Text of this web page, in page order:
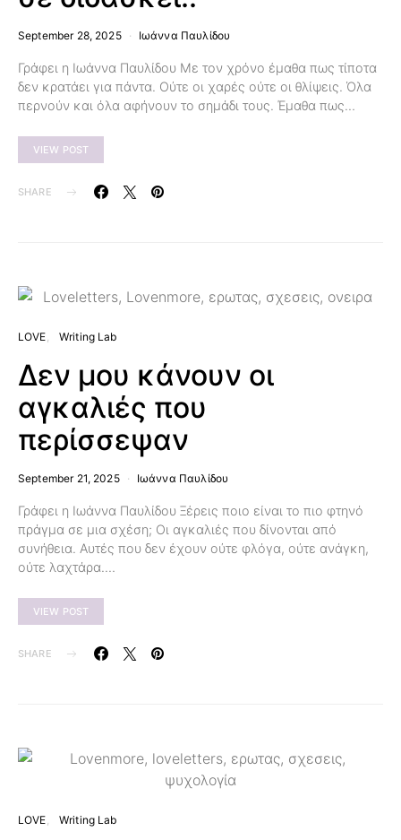
September 28, 2025 Ιωάννα Παυλίδου
Γράφει η Ιωάννα Παυλίδου Με τον χρόνο έμαθα πως τίποτα
δεν κρατάει για πάντα. Ούτε οι χαρές ούτε οι θλίψεις. Όλα
περνούν και όλα αφήνουν το σημάδι τους. Έμαθα πως…
VIEW POST
SHARE
LOVE Writing Lab
Δεν μου κάνουν οι
αγκαλιές που
περίσσεψαν
September 21, 2025 Ιωάννα Παυλίδου
Γράφει η Ιωάννα Παυλίδου Ξέρεις ποιο είναι το πιο φτηνό
πράγμα σε μια σχέση; Οι αγκαλιές που δίνονται από
συνήθεια. Αυτές που δεν έχουν ούτε φλόγα, ούτε ανάγκη,
ούτε λαχτάρα.…
VIEW POST
SHARE
LOVE Writing Lab